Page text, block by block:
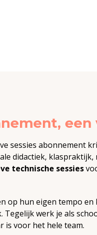
sessies abonnement
didactiek, klaspraktijk,
technische sessies
op hun eigen tempo
Tegelijk werk je als
is voor het hele team.